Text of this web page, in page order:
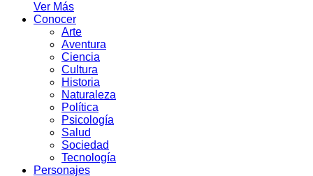
Ver Más
Conocer
Arte
Aventura
Ciencia
Cultura
Historia
Naturaleza
Política
Psicología
Salud
Sociedad
Tecnología
Personajes